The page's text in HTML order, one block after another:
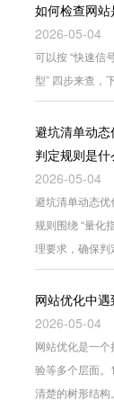
如何检查网站
2026-05-04
可以按 “快速
型” 四步来查，
避坑清单动
判定规则是什
2026-05-04
避坑清单动态
规则围绕 “量化
理要求，确保
网站优化中
2026-05-04
网站优化是一
验等多个层面
清楚的树形结构。